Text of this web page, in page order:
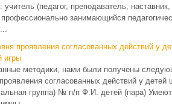
учитель (педагог, преподаватель,
профессионально занимающийся
проявления согласованных действий у
игры
методики, нами были получены
согласованных действий у детей
группа) № п/п Ф.И. детей (пара)